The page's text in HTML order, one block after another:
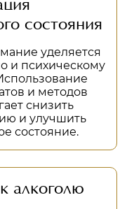
состояния
уделяется
и психическому
и методов
снизить
и улучшить
состояние.
алкоголю